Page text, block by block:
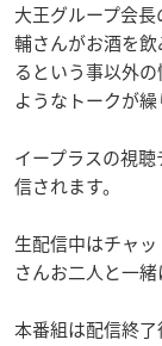
大王グループ会
輔さんがお酒を
るという事以外
ようなトークが
イープラスの視
信されます。
生配信中はチャ
さんお二人と一
本番組は配信終